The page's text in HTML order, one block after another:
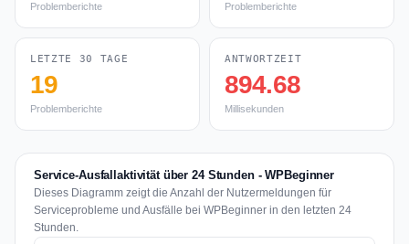
Problemberichte Problemberichte
LETZTE 30 TAGE
19
Problemberichte
ANTWORTZEIT
894.68
Millisekunden
Service-Ausfallaktivität über 24 Stunden - WPBeginner
Dieses Diagramm zeigt die Anzahl der Nutzermeldungen für
Serviceprobleme und Ausfälle bei WPBeginner in den letzten 24
Stunden.